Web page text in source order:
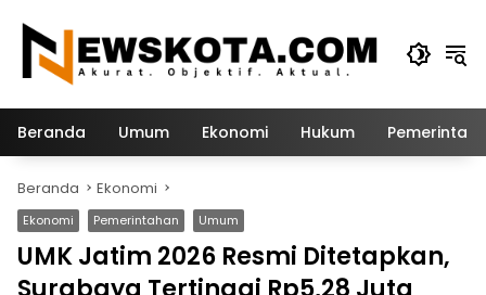
konten
Beranda Umum Ekonomi Hukum
Beranda Ekonomi
Ekonomi Pemerintahan Umum
UMK Jatim 2026 Resmi Ditetapkan,